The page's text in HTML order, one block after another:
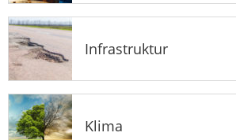
Infrastruktur
Klima